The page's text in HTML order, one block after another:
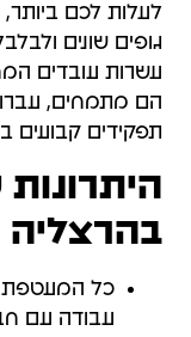
לעלות לכם
גופים שונים
עשרות עובדים
הם מתמחים,
תפקידים קבועים
בהרצליה
כל המעטפת
עבודה עם